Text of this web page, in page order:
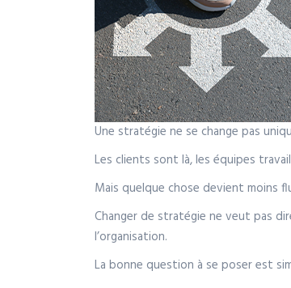
Une stratégie ne se change pas
Les clients sont là, les équipes
Mais quelque chose devient moins
Changer de stratégie ne veut pas
l’organisation.
La bonne question à se poser est